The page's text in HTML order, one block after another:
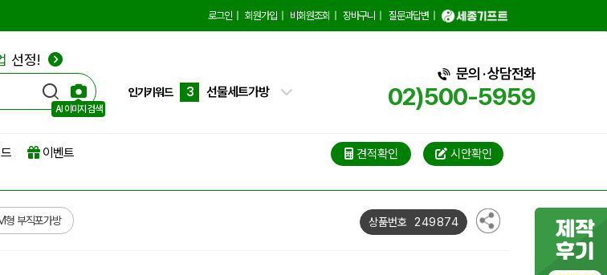
로그인 회원가입 비회원조회 장바구니 질문과답변
선정!
AI 이미지 검색
인기키워드
1
에코백
3
선물세트가방
문의 · 상담전화
02)500-5959
이벤트 견적확인 시안확인
형 부직포가방 상품번호 249874